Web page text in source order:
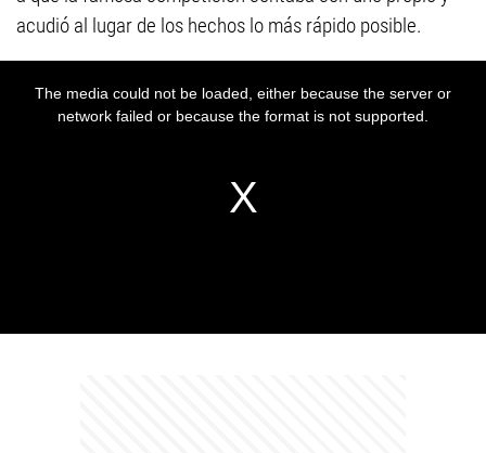
acudió al lugar de los hechos lo más rápido posible.